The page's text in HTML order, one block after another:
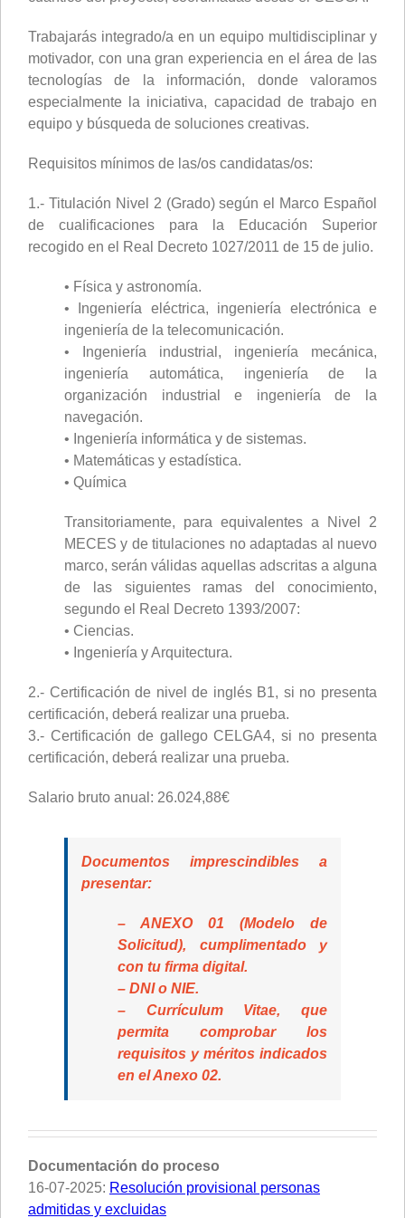
Trabajarás integrado/a en un equipo multidisciplinar y
motivador, con una gran experiencia en el área de las
tecnologías de la información, donde valoramos
especialmente la iniciativa, capacidad de trabajo en
equipo y búsqueda de soluciones creativas.
Requisitos mínimos de las/os candidatas/os:
1.- Titulación Nivel 2 (Grado) según el Marco Español
de cualificaciones para la Educación Superior
recogido en el Real Decreto 1027/2011 de 15 de julio.
• Física y astronomía.
• Ingeniería eléctrica, ingeniería electrónica e
ingeniería de la telecomunicación.
• Ingeniería industrial, ingeniería mecánica,
ingeniería automática, ingeniería de la
organización industrial e ingeniería de la
navegación.
• Ingeniería informática y de sistemas.
• Matemáticas y estadística.
• Química
Transitoriamente, para equivalentes a Nivel 2
MECES y de titulaciones no adaptadas al nuevo
marco, serán válidas aquellas adscritas a alguna
de las siguientes ramas del conocimiento,
segundo el Real Decreto 1393/2007:
• Ciencias.
• Ingeniería y Arquitectura.
2.- Certificación de nivel de inglés B1, si no presenta
certificación, deberá realizar una prueba.
3.- Certificación de gallego CELGA4, si no presenta
certificación, deberá realizar una prueba.
Salario bruto anual: 26.024,88€
Documentos imprescindibles a
presentar:
– ANEXO 01 (Modelo de
Solicitud), cumplimentado y
con tu firma digital.
– DNI o NIE.
– Currículum Vitae, que
permita comprobar los
requisitos y méritos indicados
en el Anexo 02.
Documentación do proceso
16-07-2025: Resolución provisional personas
admitidas y excluidas